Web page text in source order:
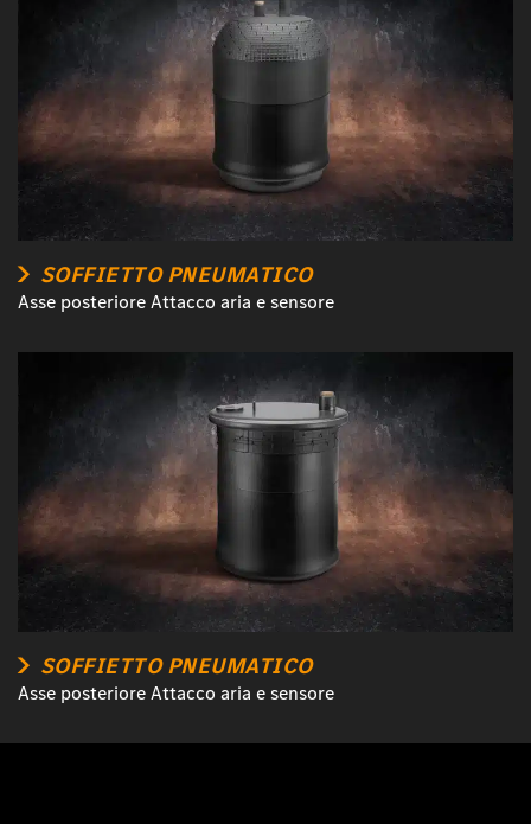
SOFFIETTO PNEUMATICO
Asse posteriore Attacco aria e sensore
SOFFIETTO PNEUMATICO
Asse posteriore Attacco aria e sensore